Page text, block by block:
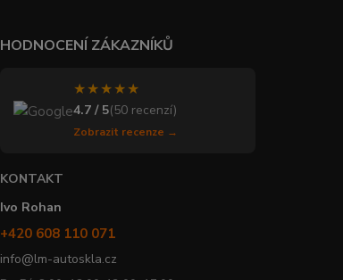
HODNOCENÍ ZÁKAZNÍKŮ
★★★★★
4.7 / 5(50 recenzí)
Zobrazit recenze →
KONTAKT
Ivo Rohan
+420 608 110 071
info@lm-autoskla.cz